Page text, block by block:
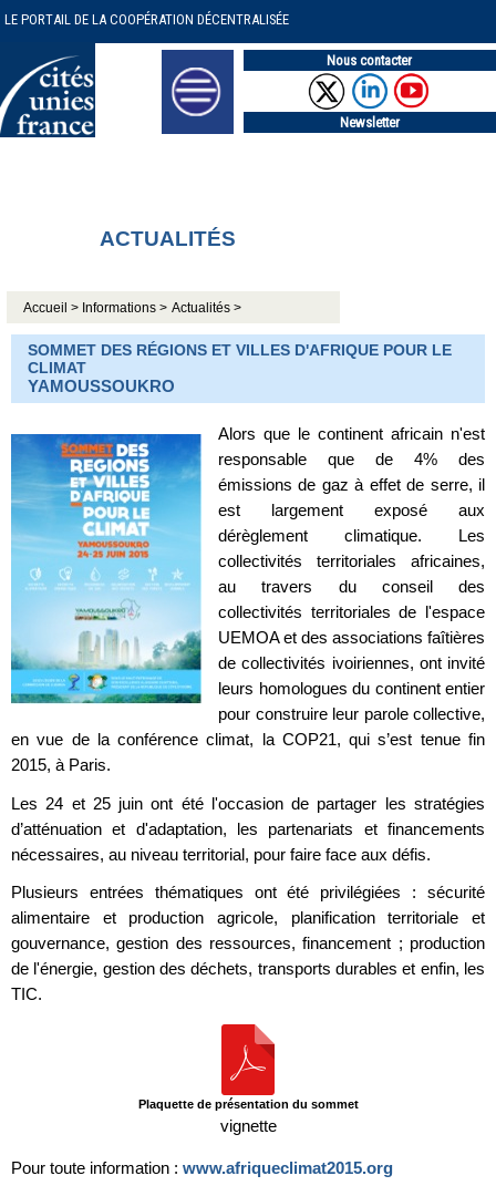
LE PORTAIL DE LA COOPÉRATION DÉCENTRALISÉE
Nous contacter
Newsletter
ACTUALITÉS
Accueil > Informations > Actualités >
SOMMET DES RÉGIONS ET VILLES D'AFRIQUE POUR LE
CLIMAT
YAMOUSSOUKRO
Alors que le continent africain n'est
responsable que de 4% des
émissions de gaz à effet de serre, il
est largement exposé aux
dérèglement climatique. Les
collectivités territoriales africaines,
au travers du conseil des
collectivités territoriales de l'espace
UEMOA et des associations faîtières
de collectivités ivoiriennes, ont invité
leurs homologues du continent entier
pour construire leur parole collective,
en vue de la conférence climat, la COP21, qui s’est tenue fin
2015, à Paris.
Les 24 et 25 juin ont été l'occasion de partager les stratégies
d’atténuation et d'adaptation, les partenariats et financements
nécessaires, au niveau territorial, pour faire face aux défis.
Plusieurs entrées thématiques ont été privilégiées : sécurité
alimentaire et production agricole, planification territoriale et
gouvernance, gestion des ressources, financement ; production
de l'énergie, gestion des déchets, transports durables et enfin, les
TIC.
Plaquette de présentation du sommet
vignette
Pour toute information : www.afriqueclimat2015.org